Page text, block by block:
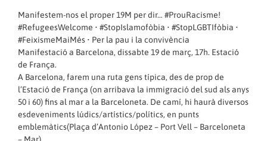
Manifestem-nos el proper 19M per dir… #ProuRacisme!
#RefugeesWelcome • #StopIslamofòbia • #StopLGBTIfòbia •
#FeixismeMaiMés • Per la pau i la convivència
Manifestació a Barcelona, dissabte 19 de març, 17h. Estació
de França.
A Barcelona, farem una ruta gens típica, des de prop de
l’Estació de França (on arribava la immigració del sud als anys
50 i 60) fins al mar a la Barceloneta. De camí, hi haurà diversos
esdeveniments lúdics/artístics/polítics, en punts
emblemàtics(Plaça d’Antonio López – Port Vell – Barceloneta